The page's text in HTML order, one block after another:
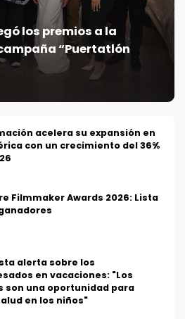
los premios a la
“Puertatlón
acelera su expansión en
con un crecimiento del 36%
Filmmaker Awards 2026: Lista
alerta sobre los
en vacaciones: "Los
son una oportunidad para
en los niños"